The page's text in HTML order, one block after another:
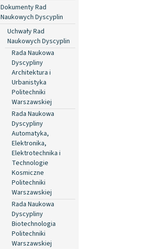
Dokumenty Rad
Naukowych Dyscyplin
Uchwały Rad
Naukowych Dyscyplin
Rada Naukowa
Dyscypliny
Architektura i
Urbanistyka
Politechniki
Warszawskiej
Rada Naukowa
Dyscypliny
Automatyka,
Elektronika,
Elektrotechnika i
Technologie
Kosmiczne
Politechniki
Warszawskiej
Rada Naukowa
Dyscypliny
Biotechnologia
Politechniki
Warszawskiej